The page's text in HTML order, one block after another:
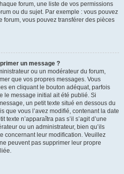
forum, une liste de vos permissions
ou du sujet. Par exemple : vous pouvez
forum, vous pouvez transférer des pièces
un message ?
ou un modérateur du forum,
que vos propres messages. Vous
en cliquant le bouton adéquat, parfois
le message initial ait été publié. Si
un petit texte situé en dessous du
que vous l’avez modifié, contenant la date
texte n’apparaîtra pas s’il s’agit d’une
ou un administrateur, bien qu’ils
concernant leur modification. Veuillez
peuvent pas supprimer leur propre